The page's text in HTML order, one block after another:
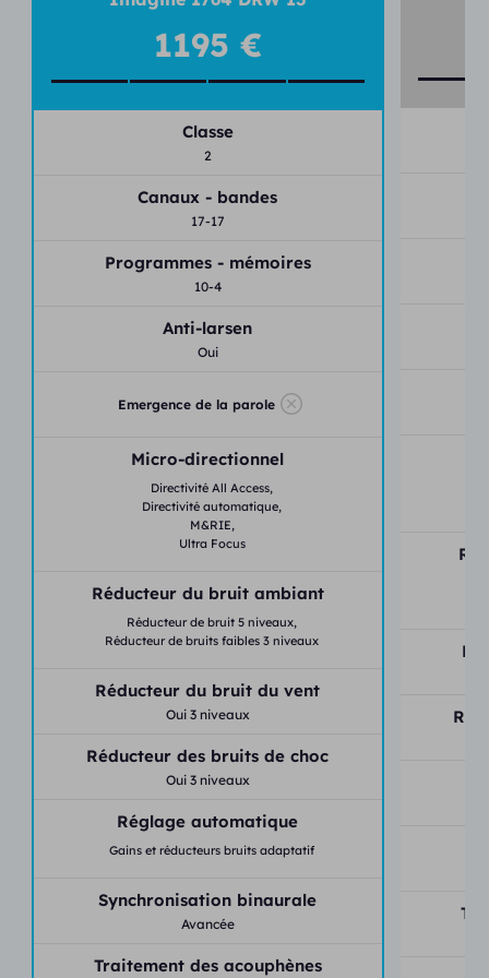
Application mobile Beltone HearMax
1195 €
Classe
2
Canaux - bandes
17-17
Programmes - mémoires
10-4
Anti-larsen
Oui
Emergence de la parole
Micro-directionnel
Directivité All Access,
Directivité automatique,
M&RIE,
Ultra Focus
Réducteur du bruit ambiant
Réducteur de bruit 5 niveaux,
Réducteur de bruits faibles 3 niveaux
Réducteur du bruit du vent
Oui 3 niveaux
Réducteur des bruits de choc
Oui 3 niveaux
Réglage automatique
Gains et réducteurs bruits adaptatif
Synchronisation binaurale
Avancée
Traitement des acouphènes